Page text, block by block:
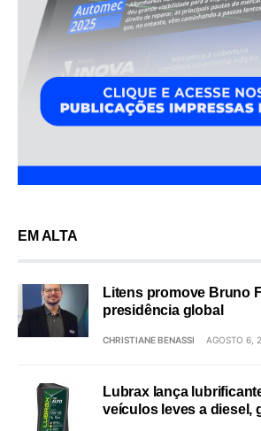
EM ALTA
Litens promove Bruno
presidência global
CHRISTIANE BENASSI AGOSTO 6,
Lubrax lança
veículos leves a diesel,